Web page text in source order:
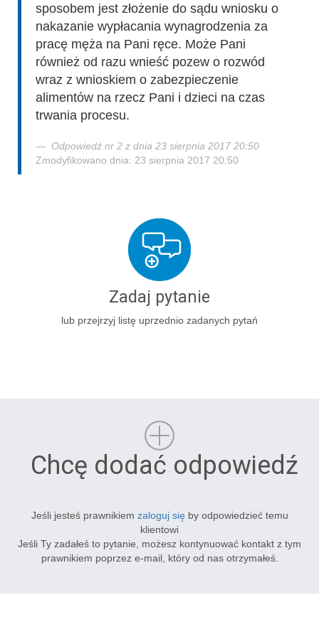
sposobem jest złożenie do sądu wniosku o
nakazanie wypłacania wynagrodzenia za
pracę męża na Pani ręce. Może Pani
również od razu wnieść pozew o rozwód
wraz z wnioskiem o zabezpieczenie
alimentów na rzecz Pani i dzieci na czas
trwania procesu.
Odpowiedź nr 2 z dnia 23 sierpnia 2017 20:50
Zmodyfikowano dnia: 23 sierpnia 2017 20:50
Zadaj pytanie
lub przejrzyj listę uprzednio zadanych pytań
Chcę dodać odpowiedź
Jeśli jesteś prawnikiem zaloguj się by odpowiedzieć temu
klientowi
Jeśli Ty zadałeś to pytanie, możesz kontynuować kontakt z tym
prawnikiem poprzez e-mail, który od nas otrzymałeś.